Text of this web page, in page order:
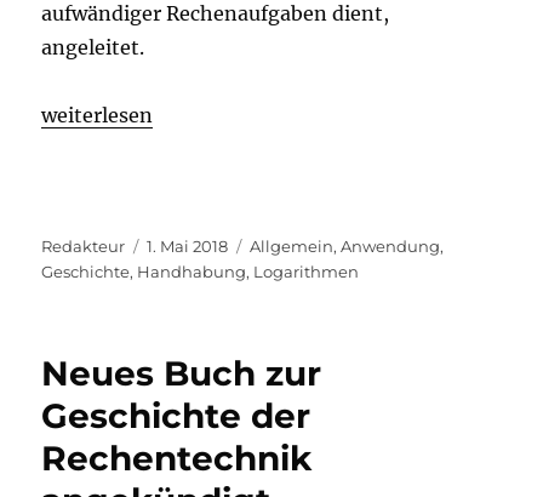
aufwändiger Rechenaufgaben dient,
angeleitet.
weiterlesen
Autor
Redakteur
Veröffentlicht
am
1. Mai 2018 Kategorien
Allgemein,Anwendung,
Geschichte, Handhabung, Logarithmen
Neues Buch zur
Geschichte der
Rechentechnik